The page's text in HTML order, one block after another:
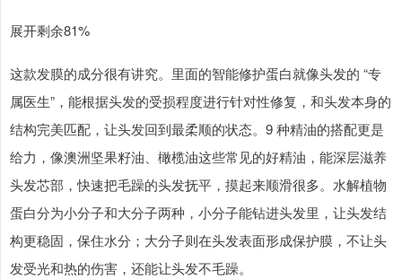
展开剩余81%
这款发膜的成分很有讲究。里面的智能修护蛋白就像头发的 “专
属医生”，能根据头发的受损程度进行针对性修复，和头发本身的
结构完美匹配，让头发回到最柔顺的状态。9 种精油的搭配更是
给力，像澳洲坚果籽油、橄榄油这些常见的好精油，能深层滋养
头发芯部，快速把毛躁的头发抚平，摸起来顺滑很多。水解植物
蛋白分为小分子和大分子两种，小分子能钻进头发里，让头发结
构更稳固，保住水分；大分子则在头发表面形成保护膜，不让头
发受光和热的伤害，还能让头发不毛躁。